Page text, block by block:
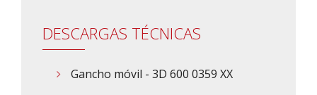
DESCARGAS TÉCNICAS
Gancho móvil - 3D 600 0359 XX